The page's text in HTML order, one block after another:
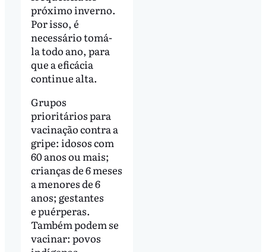
próximo inverno.
Por isso, é
necessário tomá-
la todo ano, para
que a eficácia
continue alta.
Grupos
prioritários para
vacinação contra a
gripe: idosos com
60 anos ou mais;
crianças de 6 meses
a menores de 6
anos; gestantes
e puérperas.
Também podem se
vacinar: povos